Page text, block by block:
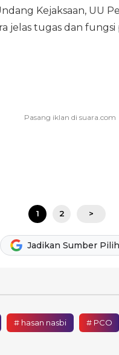
Kejaksaan, UU
jelas tugas dan fungsi
1 2 >
Jadikan Sumber
# hasan nasbi # PCO